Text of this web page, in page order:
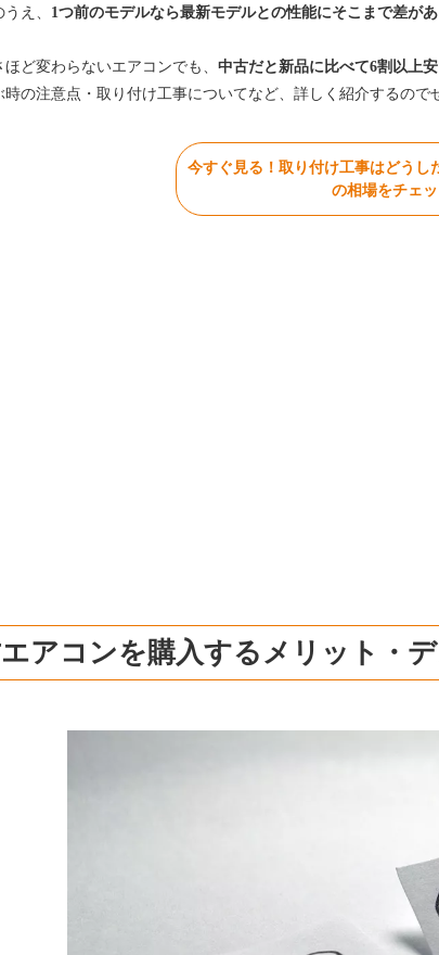
え、 1つ前のモデルなら最新モデルとの性能にそこまで差が
ど変わらないエアコンでも、 中古だと新品に比べて6割以上
時の注意点・取り付け工事についてなど、詳しく紹介するので
今すぐ見る！取り付け工事はどうし
の相場をチェッ
アコンを購入するメリット・